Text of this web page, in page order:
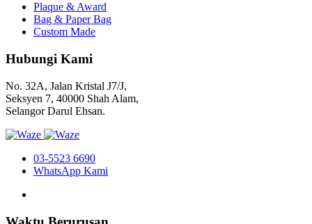
Plaque & Award
Bag & Paper Bag
Custom Made
Hubungi Kami
No. 32A, Jalan Kristal J7/J,
Seksyen 7, 40000 Shah Alam,
Selangor Darul Ehsan.
03-5523 6690
WhatsApp Kami